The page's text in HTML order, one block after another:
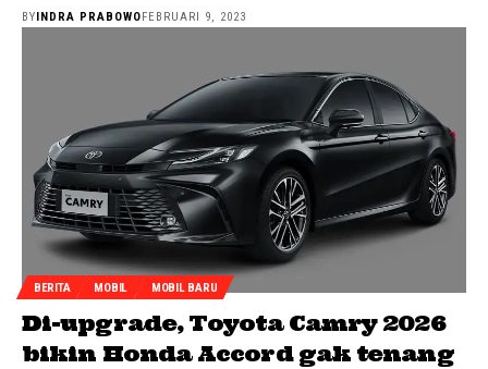
BYINDRA PRABOWOFEBRUARI 9, 2023
BERITA MOBIL MOBIL BARU
Di-upgrade, Toyota Camry 2026
bikin Honda Accord gak tenang